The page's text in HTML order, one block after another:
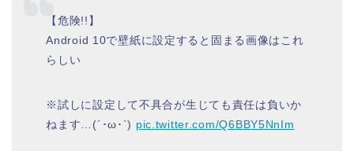
【危険!!】
Android 10で壁紙に設定すると固まる画像はこれ
らしい
※試しに設定して不具合が生じても責任は負いか
ねます…(´･ω･`) pic.twitter.com/Q6BBY5NnIm